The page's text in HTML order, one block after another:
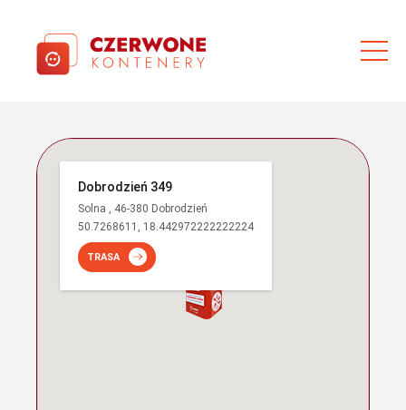
Dobrodzień 349
Solna , 46-380 Dobrodzień
50.7268611, 18.442972222222224
TRASA